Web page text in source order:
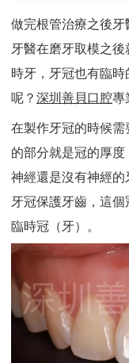
做完根管治療之後
牙醫在磨牙取模之
時牙，牙冠也有臨
呢？ 深圳善貝口腔專
在製作牙冠的時候
的部分就是冠的厚
神經還是沒有神經
牙冠保護牙齒，這
臨時冠（牙）。